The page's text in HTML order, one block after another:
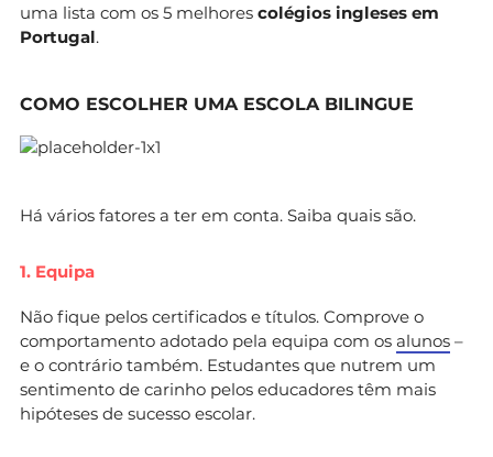
uma lista com os 5 melhores colégios ingleses em
Portugal.
COMO ESCOLHER UMA ESCOLA BILINGUE
Há vários fatores a ter em conta. Saiba quais são.
1. Equipa
Não fique pelos certificados e títulos. Comprove o
comportamento adotado pela equipa com os alunos –
e o contrário também. Estudantes que nutrem um
sentimento de carinho pelos educadores têm mais
hipóteses de sucesso escolar.